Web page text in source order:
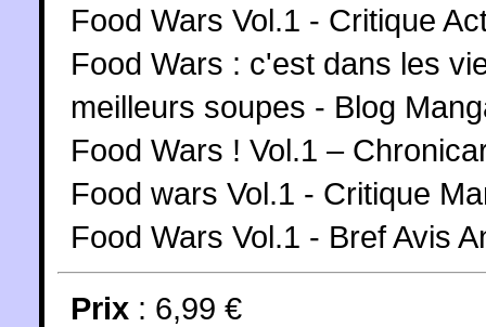
Food Wars Vol.1 - Critique
Food Wars : c'est dans les
meilleurs soupes - Blog
Food Wars ! Vol.1 –
Food wars Vol.1 - Critique
Food Wars Vol.1 - Bref Avis
Prix : 6,99 €